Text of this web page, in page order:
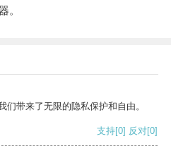
。
带来了无限的隐私保护和自由。
支持[0] 反对[0]